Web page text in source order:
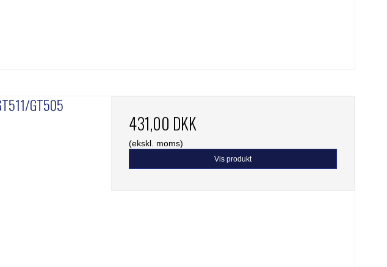
GT505
431,00 DKK
(ekskl. moms)
Vis produkt